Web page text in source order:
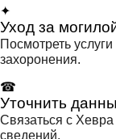
✦
Уход за
Посмотреть
захоронения.
☎
Уточнить
Связаться с
сведений.